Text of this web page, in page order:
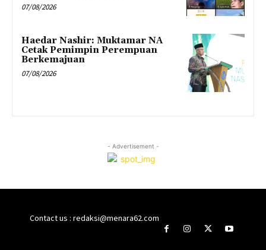
07/08/2026
Haedar Nashir: Muktamar NA
Cetak Pemimpin Perempuan
Berkemajuan
07/08/2026
- Advertisement -
Contact us : redaksi@menara62.com